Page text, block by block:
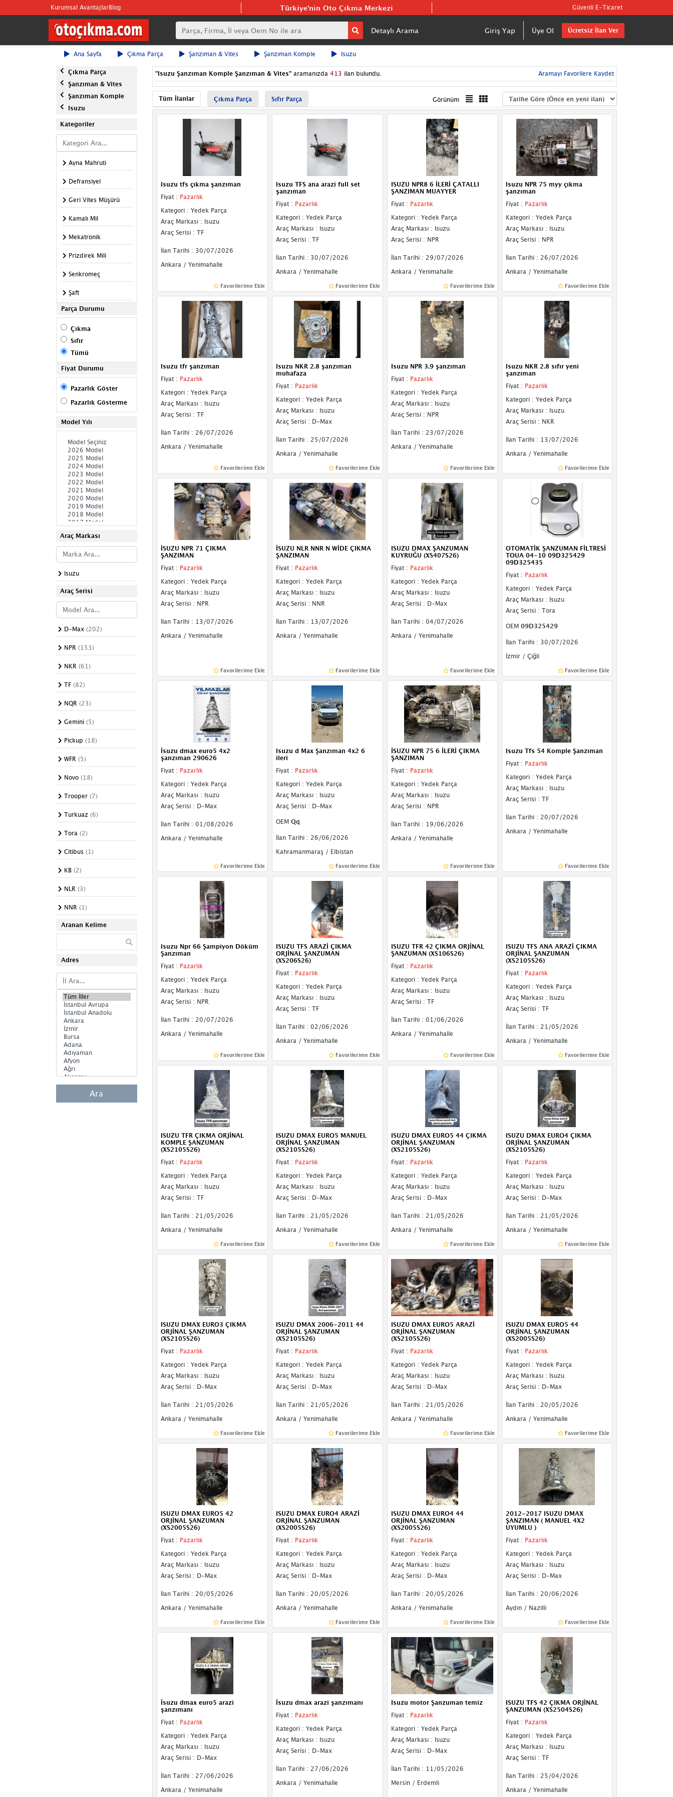
Kurumsal AvantajlarBlog Türkiye'nin Oto Çıkma Merkezi Güvenli E-Ticaret
Detaylı Arama Giriş Yap Üye Ol Ücretsiz İlan Ver
Ana Sayfa Çıkma Parça Şanzıman & Vites Şanzıman Komple Isuzu
Çıkma Parça
Şanzıman & Vites
Şanzıman Komple
Isuzu
Kategoriler
Ayna Mahruti
Defransiyel
Geri Vites Müşürü
Kamalı Mil
Mekatronik
Prizdirek Mili
Senkromeç
Şaft
Şanzıman Komple
Şanzıman Robotu
Türbin
Vites Dişlileri
Vites Halatı
Vites Kolu
Vites Körüğü
Vites Maşonu
Vites Mekanizması
Volant
Yağ Soğutucu
Parça Durumu
Çıkma
Sıfır
Tümü
Fiyat Durumu
Pazarlık Göster
Pazarlık Gösterme
Model Yılı
Araç Markası
Isuzu
Araç Serisi
D-Max (202)
NPR (153)
NKR (61)
TF (82)
NQR (23)
Gemini (5)
Pickup (18)
WFR (5)
Novo (18)
Trooper (7)
Turkuaz (6)
Tora (2)
Citibus (1)
KB (2)
NLR (3)
NNR (1)
Aranan Kelime
Adres
Ara
"Isuzu Şanzıman Komple Şanzıman & Vites" aramanızda 413 ilan bulundu. Aramayı Favorilere Kaydet
Tüm İlanlar Çıkma Parça Sıfır Parça Görünüm
Isuzu tfs çıkma şanzıman
Fiyat : Pazarlık
Kategori : Yedek Parça
Araç Markası : Isuzu
Araç Serisi : TF
İlan Tarihi : 30/07/2026
Ankara / Yenimahalle
Favorilerime Ekle
Isuzu TFS ana arazi full set
şanzıman
Fiyat : Pazarlık
Kategori : Yedek Parça
Araç Markası : Isuzu
Araç Serisi : TF
İlan Tarihi : 30/07/2026
Ankara / Yenimahalle
Favorilerime Ekle
ISUZU NPR8 6 İLERİ ÇATALLI
ŞANZIMAN MUAYYER
Fiyat : Pazarlık
Kategori : Yedek Parça
Araç Markası : Isuzu
Araç Serisi : NPR
İlan Tarihi : 29/07/2026
Ankara / Yenimahalle
Favorilerime Ekle
Isuzu NPR 75 myy çıkma
şanzıman
Fiyat : Pazarlık
Kategori : Yedek Parça
Araç Markası : Isuzu
Araç Serisi : NPR
İlan Tarihi : 26/07/2026
Ankara / Yenimahalle
Favorilerime Ekle
Isuzu tfr şanzıman
Fiyat : Pazarlık
Kategori : Yedek Parça
Araç Markası : Isuzu
Araç Serisi : TF
İlan Tarihi : 26/07/2026
Ankara / Yenimahalle
Favorilerime Ekle
Isuzu NKR 2.8 şanzıman
muhafaza
Fiyat : Pazarlık
Kategori : Yedek Parça
Araç Markası : Isuzu
Araç Serisi : D-Max
İlan Tarihi : 25/07/2026
Ankara / Yenimahalle
Favorilerime Ekle
Isuzu NPR 3.9 şanzıman
Fiyat : Pazarlık
Kategori : Yedek Parça
Araç Markası : Isuzu
Araç Serisi : NPR
İlan Tarihi : 23/07/2026
Ankara / Yenimahalle
Favorilerime Ekle
Isuzu NKR 2.8 sıfır yeni
şanzıman
Fiyat : Pazarlık
Kategori : Yedek Parça
Araç Markası : Isuzu
Araç Serisi : NKR
İlan Tarihi : 13/07/2026
Ankara / Yenimahalle
Favorilerime Ekle
İSUZU NPR 71 ÇIKMA
ŞANZIMAN
Fiyat : Pazarlık
Kategori : Yedek Parça
Araç Markası : Isuzu
Araç Serisi : NPR
İlan Tarihi : 13/07/2026
Ankara / Yenimahalle
Favorilerime Ekle
İSUZU NLR NNR N WİDE ÇIKMA
ŞANZIMAN
Fiyat : Pazarlık
Kategori : Yedek Parça
Araç Markası : Isuzu
Araç Serisi : NNR
İlan Tarihi : 13/07/2026
Ankara / Yenimahalle
Favorilerime Ekle
ISUZU DMAX ŞANZUMAN
KUYRUĞU (XS407S26)
Fiyat : Pazarlık
Kategori : Yedek Parça
Araç Markası : Isuzu
Araç Serisi : D-Max
İlan Tarihi : 04/07/2026
Ankara / Yenimahalle
Favorilerime Ekle
OTOMATİK ŞANZUMAN FİLTRESİ
TOUA 04-10 09D325429
09D325435
Fiyat : Pazarlık
Kategori : Yedek Parça
Araç Markası : Isuzu
Araç Serisi : Tora
OEM 09D325429
İlan Tarihi : 30/07/2026
İzmir / Çiğli
Favorilerime Ekle
İsuzu dmax euro5 4x2
şanzıman 290626
Fiyat : Pazarlık
Kategori : Yedek Parça
Araç Markası : Isuzu
Araç Serisi : D-Max
İlan Tarihi : 01/08/2026
Ankara / Yenimahalle
Favorilerime Ekle
Isuzu d Max Şanzıman 4x2 6
ileri
Fiyat : Pazarlık
Kategori : Yedek Parça
Araç Markası : Isuzu
Araç Serisi : D-Max
OEM Qq
İlan Tarihi : 26/06/2026
Kahramanmaraş / Elbistan
Favorilerime Ekle
İSUZU NPR 75 6 İLERİ ÇIKMA
ŞANZIMAN
Fiyat : Pazarlık
Kategori : Yedek Parça
Araç Markası : Isuzu
Araç Serisi : NPR
İlan Tarihi : 19/06/2026
Ankara / Yenimahalle
Favorilerime Ekle
Isuzu Tfs 54 Komple Şanzıman
Fiyat : Pazarlık
Kategori : Yedek Parça
Araç Markası : Isuzu
Araç Serisi : TF
İlan Tarihi : 20/07/2026
Ankara / Yenimahalle
Favorilerime Ekle
Isuzu Npr 66 Şampiyon Döküm
Şanzıman
Fiyat : Pazarlık
Kategori : Yedek Parça
Araç Markası : Isuzu
Araç Serisi : NPR
İlan Tarihi : 20/07/2026
Ankara / Yenimahalle
Favorilerime Ekle
ISUZU TFS ARAZİ ÇIKMA
ORJİNAL ŞANZUMAN
(XS206S26)
Fiyat : Pazarlık
Kategori : Yedek Parça
Araç Markası : Isuzu
Araç Serisi : TF
İlan Tarihi : 02/06/2026
Ankara / Yenimahalle
Favorilerime Ekle
ISUZU TFR 42 ÇIKMA ORJİNAL
ŞANZUMAN (XS106S26)
Fiyat : Pazarlık
Kategori : Yedek Parça
Araç Markası : Isuzu
Araç Serisi : TF
İlan Tarihi : 01/06/2026
Ankara / Yenimahalle
Favorilerime Ekle
ISUZU TFS ANA ARAZİ ÇIKMA
ORJİNAL ŞANZUMAN
(XS2105S26)
Fiyat : Pazarlık
Kategori : Yedek Parça
Araç Markası : Isuzu
Araç Serisi : TF
İlan Tarihi : 21/05/2026
Ankara / Yenimahalle
Favorilerime Ekle
ISUZU TFR ÇIKMA ORJİNAL
KOMPLE ŞANZUMAN
(XS2105S26)
Fiyat : Pazarlık
Kategori : Yedek Parça
Araç Markası : Isuzu
Araç Serisi : TF
İlan Tarihi : 21/05/2026
Ankara / Yenimahalle
Favorilerime Ekle
ISUZU DMAX EURO5 MANUEL
ORJİNAL ŞANZUMAN
(XS2105S26)
Fiyat : Pazarlık
Kategori : Yedek Parça
Araç Markası : Isuzu
Araç Serisi : D-Max
İlan Tarihi : 21/05/2026
Ankara / Yenimahalle
Favorilerime Ekle
ISUZU DMAX EURO5 44 ÇIKMA
ORJİNAL ŞANZUMAN
(XS2105S26)
Fiyat : Pazarlık
Kategori : Yedek Parça
Araç Markası : Isuzu
Araç Serisi : D-Max
İlan Tarihi : 21/05/2026
Ankara / Yenimahalle
Favorilerime Ekle
ISUZU DMAX EURO4 ÇIKMA
ORJİNAL ŞANZUMAN
(XS2105S26)
Fiyat : Pazarlık
Kategori : Yedek Parça
Araç Markası : Isuzu
Araç Serisi : D-Max
İlan Tarihi : 21/05/2026
Ankara / Yenimahalle
Favorilerime Ekle
ISUZU DMAX EURO3 ÇIKMA
ORJİNAL ŞANZUMAN
(XS2105S26)
Fiyat : Pazarlık
Kategori : Yedek Parça
Araç Markası : Isuzu
Araç Serisi : D-Max
İlan Tarihi : 21/05/2026
Ankara / Yenimahalle
Favorilerime Ekle
ISUZU DMAX 2006-2011 44
ORJİNAL ŞANZUMAN
(XS2105S26)
Fiyat : Pazarlık
Kategori : Yedek Parça
Araç Markası : Isuzu
Araç Serisi : D-Max
İlan Tarihi : 21/05/2026
Ankara / Yenimahalle
Favorilerime Ekle
ISUZU DMAX EURO5 ARAZİ
ORJİNAL ŞANZUMAN
(XS2105S26)
Fiyat : Pazarlık
Kategori : Yedek Parça
Araç Markası : Isuzu
Araç Serisi : D-Max
İlan Tarihi : 21/05/2026
Ankara / Yenimahalle
Favorilerime Ekle
ISUZU DMAX EURO5 44
ORJİNAL ŞANZUMAN
(XS2005S26)
Fiyat : Pazarlık
Kategori : Yedek Parça
Araç Markası : Isuzu
Araç Serisi : D-Max
İlan Tarihi : 20/05/2026
Ankara / Yenimahalle
Favorilerime Ekle
ISUZU DMAX EURO5 42
ORJİNAL ŞANZUMAN
(XS2005S26)
Fiyat : Pazarlık
Kategori : Yedek Parça
Araç Markası : Isuzu
Araç Serisi : D-Max
İlan Tarihi : 20/05/2026
Ankara / Yenimahalle
Favorilerime Ekle
ISUZU DMAX EURO4 ARAZİ
ORJİNAL ŞANZUMAN
(XS2005S26)
Fiyat : Pazarlık
Kategori : Yedek Parça
Araç Markası : Isuzu
Araç Serisi : D-Max
İlan Tarihi : 20/05/2026
Ankara / Yenimahalle
Favorilerime Ekle
ISUZU DMAX EURO4 44
ORJİNAL ŞANZUMAN
(XS2005S26)
Fiyat : Pazarlık
Kategori : Yedek Parça
Araç Markası : Isuzu
Araç Serisi : D-Max
İlan Tarihi : 20/05/2026
Ankara / Yenimahalle
Favorilerime Ekle
2012-2017 ISUZU DMAX
ŞANZIMAN ( MANUEL 4X2
UYUMLU )
Fiyat : Pazarlık
Kategori : Yedek Parça
Araç Markası : Isuzu
Araç Serisi : D-Max
İlan Tarihi : 20/06/2026
Aydın / Nazilli
Favorilerime Ekle
İsuzu dmax euro5 arazi
şanzımanı
Fiyat : Pazarlık
Kategori : Yedek Parça
Araç Markası : Isuzu
Araç Serisi : D-Max
İlan Tarihi : 27/06/2026
Ankara / Yenimahalle
İsuzu dmax arazi şanzımanı
Fiyat : Pazarlık
Kategori : Yedek Parça
Araç Markası : Isuzu
Araç Serisi : D-Max
İlan Tarihi : 27/06/2026
Ankara / Yenimahalle
Isuzu motor Şanzuman temiz
Fiyat : Pazarlık
Kategori : Yedek Parça
Araç Markası : Isuzu
Araç Serisi : D-Max
İlan Tarihi : 11/05/2026
Mersin / Erdemli
ISUZU TFS 42 ÇIKMA ORJİNAL
ŞANZUMAN (XS2504S26)
Fiyat : Pazarlık
Kategori : Yedek Parça
Araç Markası : Isuzu
Araç Serisi : TF
İlan Tarihi : 25/04/2026
Ankara / Yenimahalle